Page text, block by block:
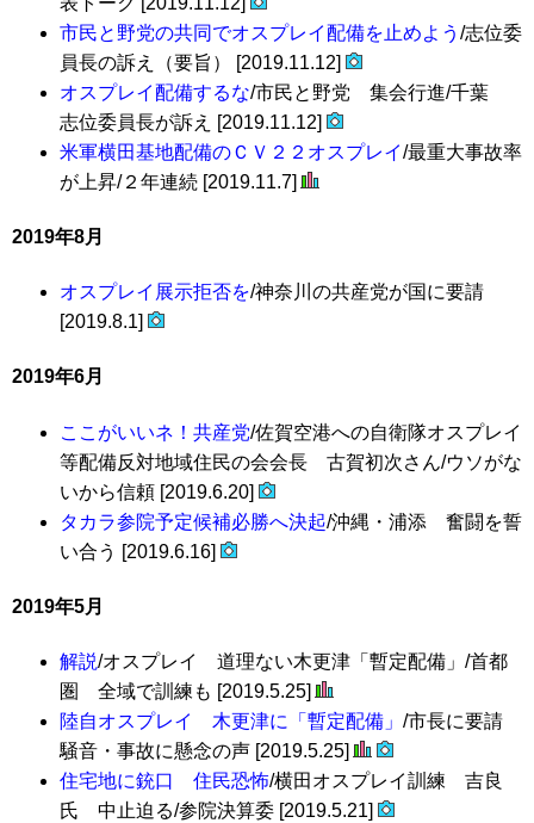
市民と野党の共同でオスプレイ配備を止めよう /志位委
員長の訴え（要旨） [2019.11.12]
オスプレイ配備するな/市民と野党 集会行進/千葉
志位委員長が訴え [2019.11.12]
米軍横田基地配備のＣＶ２２オスプレイ/最重大事故率
が上昇/２年連続 [2019.11.7]
2019年8月
オスプレイ展示拒否を/神奈川の共産党が国に要請
[2019.8.1]
2019年6月
ここがいいネ！共産党/佐賀空港への自衛隊オスプレイ
等配備反対地域住民の会会長 古賀初次さん/ウソがな
いから信頼 [2019.6.20]
タカラ参院予定候補必勝へ決起/沖縄・浦添 奮闘を誓
い合う [2019.6.16]
2019年5月
解説/オスプレイ 道理ない木更津「暫定配備」/首都
圏 全域で訓練も [2019.5.25]
陸自オスプレイ 木更津に「暫定配備」 /市長に要請
騒音・事故に懸念の声 [2019.5.25]
住宅地に銃口 住民恐怖/横田オスプレイ訓練 吉良
氏 中止迫る/参院決算委 [2019.5.21]